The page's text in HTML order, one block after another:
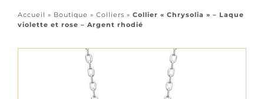
Accessoires
Tous les bijoux
Accueil » Boutique » Colliers » Collier « Chrysolia » – Laque
violette et rose – Argent rhodié